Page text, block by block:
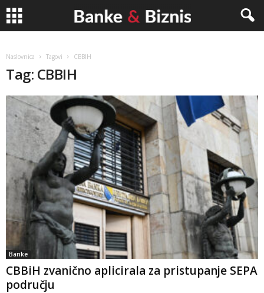
Biznis
Naslovnica Tagovi CBBIH
Tag: CBBIH
Banke
CBBiH zvanično aplicirala za pristupanje SEPA
području